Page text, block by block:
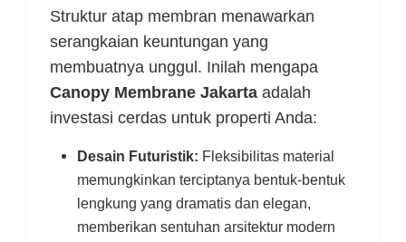
Struktur atap membran menawarkan
serangkaian keuntungan yang
membuatnya unggul. Inilah mengapa
Canopy Membrane Jakarta adalah
investasi cerdas untuk properti Anda:
Desain Futuristik: Fleksibilitas material
memungkinkan terciptanya bentuk-bentuk
lengkung yang dramatis dan elegan,
memberikan sentuhan arsitektur modern